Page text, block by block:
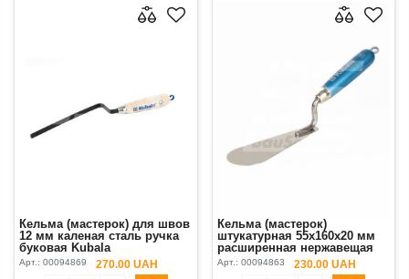
Кельма (мастерок) для швов
12 мм каленая сталь ручка
буковая Kubala
Арт.: 00094869 270.00 UAH
Кельма (мастерок)
штукатурная 55х160х20 мм
расширенная нержавещая
сталь ручка буковая синяя
Kubala
Арт.: 00094863 230.00 UAH